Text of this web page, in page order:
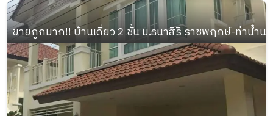
ขายถูกมาก!! บ้านเดี่ยว 2 ชั้น ม.ธนาสิริ ราชพฤกษ์-ท่าน้ำน